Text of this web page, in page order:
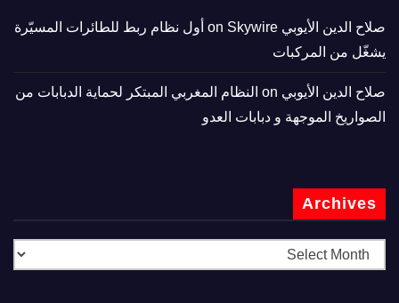
صلاح الدين الأيوبي
Skywire أول نظام ربط للطائرات المسيّرة
يشغّل من المركبات
صلاح الدين الأيوبي
النظام المغربي المبتكر لحماية الدبابات من
الصواريخ الموجهة و دبابات العدو
Archives